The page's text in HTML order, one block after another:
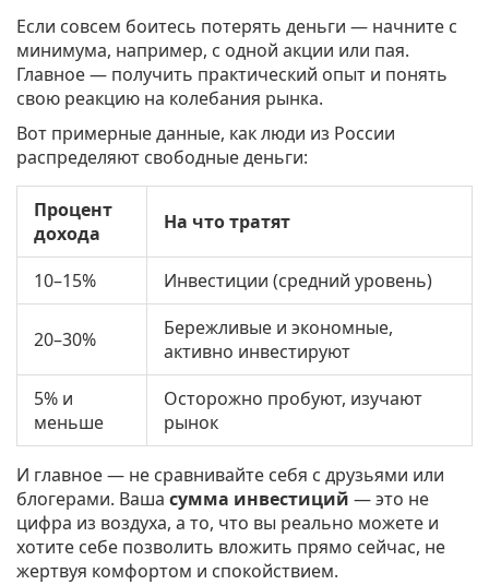
Если совсем боитесь потерять деньги — начните с
минимума, например, с одной акции или пая.
Главное — получить практический опыт и понять
свою реакцию на колебания рынка.
Вот примерные данные, как люди из России
распределяют свободные деньги:
Процент
дохода
На что тратят
10–15% Инвестиции (средний уровень)
20–30%
Бережливые и экономные,
активно инвестируют
5% и
меньше
Осторожно пробуют, изучают
рынок
И главное — не сравнивайте себя с друзьями или
блогерами. Ваша сумма инвестиций — это не
цифра из воздуха, а то, что вы реально можете и
хотите себе позволить вложить прямо сейчас, не
жертвуя комфортом и спокойствием.